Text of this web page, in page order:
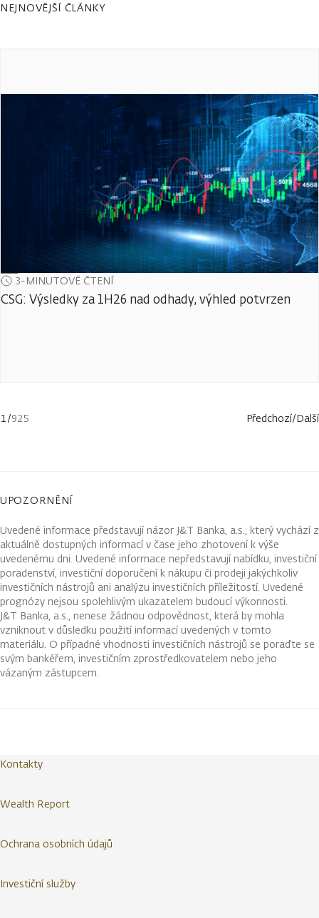
NEJNOVĚJŠÍ ČLÁNKY
3-MINUTOVÉ ČTENÍ
CSG: Výsledky za 1H26 nad odhady, výhled potvrzen
1/925 Předchozí/Další
UPOZORNĚNÍ
Uvedené informace představují názor J&T Banka, a.s., který vychází z
aktuálně dostupných informací v čase jeho zhotovení k výše
uvedenému dni. Uvedené informace nepředstavují nabídku, investiční
poradenství, investiční doporučení k nákupu či prodeji jakýchkoliv
investičních nástrojů ani analýzu investičních příležitostí. Uvedené
prognózy nejsou spolehlivým ukazatelem budoucí výkonnosti.
J&T Banka, a.s., nenese žádnou odpovědnost, která by mohla
vzniknout v důsledku použití informací uvedených v tomto
materiálu. O případné vhodnosti investičních nástrojů se poraďte se
svým bankéřem, investičním zprostředkovatelem nebo jeho
vázaným zástupcem.
Kontakty
Wealth Report
Ochrana osobních údajů
Investiční služby